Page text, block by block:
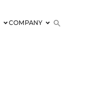
COMPANY